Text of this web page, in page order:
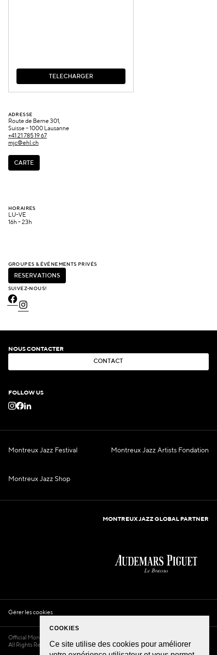
COOKIES
Ce site utilise des cookies pour améliorer
ÉLÉCHARG ER
TÉLÉCHARGER
ADRESS E
Route de Berne 301,
Suisse – 1000 Lausanne
+41 21 785 19 67
mjc@ehl.ch
CART
E
CARTE
HORAIRES
LU-VE
16h – 23h
GROUPES & ÉVÉNEMENTS PRIVÉS
RÉSERVAT ON S
RÉSERVATIONS
SUIVEZ-NOUS!
NOUS CONTACTER
CON TAC
FOLLOW US
Montreux Jazz Festival Montreux Jazz Artists Fondation
Montreux Jazz Shop
MONTREUX JAZZ GLOBAL PARTNER
Gérer les cookies
Official Montreux Jazz Café Website
All Rights Reserved